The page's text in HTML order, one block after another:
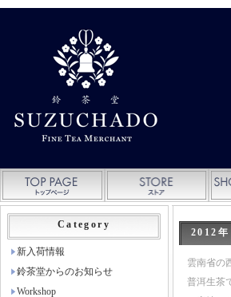
2012
雲南省の
普洱生茶
Category
新入荷情報
鈴茶堂からのお知らせ
Workshop